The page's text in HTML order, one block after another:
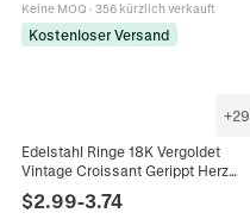
Keine MOQ · 356 kürzlich verkauft
Kostenloser Versand
+29
Edelstahl Ringe 18K Vergoldet
Vintage Croissant Gerippt Herz
Zirkonia Gehämmert Geometrisch
Mode Schmuck Für Damen
$2.99-3.74